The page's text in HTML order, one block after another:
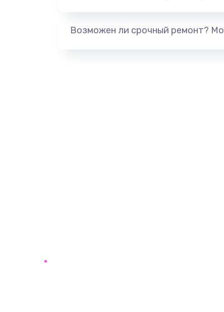
Возможен ли срочный ремонт?